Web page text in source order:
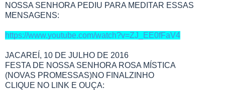
NOSSA SENHORA PEDIU PARA MEDITAR ESSAS
MENSAGENS:
https://www.youtube.com/watch?v=ZJ_EE0fFaV4
JACAREÍ, 10 DE JULHO DE 2016
FESTA DE NOSSA SENHORA ROSA MÍSTICA
(NOVAS PROMESSAS)NO FINALZINHO
CLIQUE NO LINK E OUÇA: